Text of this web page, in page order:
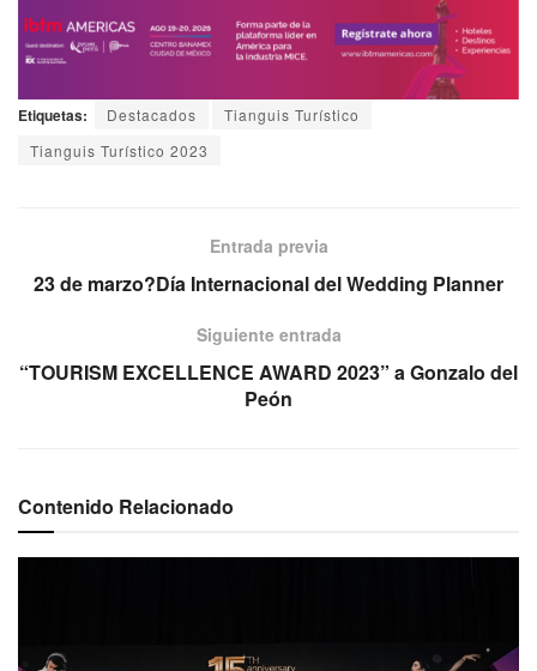
Etiquetas: Destacados
Tianguis Turístico
Tianguis Turístico 2023
Entrada previa
23 de marzo?Día Internacional del Wedding Planner
Siguiente entrada
“TOURISM EXCELLENCE AWARD 2023” a Gonzalo del
Peón
Contenido Relacionado